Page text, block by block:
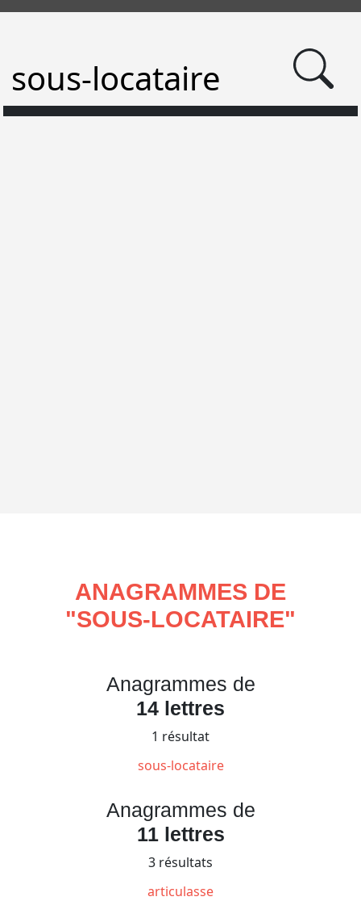
ANAGRAMMES DE
"SOUS-LOCATAIRE"
Anagrammes de
14 lettres
1 résultat
sous-locataire
Anagrammes de
11 lettres
3 résultats
articulasse